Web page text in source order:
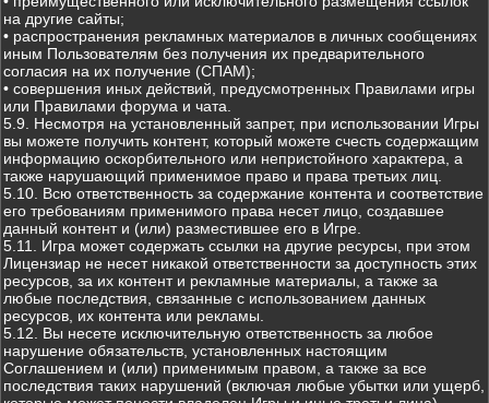
на другие сайты;
• распространения рекламных материалов в личных сообщениях
иным Пользователям без получения их предварительного
согласия на их получение (СПАМ);
• совершения иных действий, предусмотренных Правилами игры
или Правилами форума и чата.
5.9. Несмотря на установленный запрет, при использовании Игры
вы можете получить контент, который можете счесть содержащим
информацию оскорбительного или непристойного характера, а
также нарушающий применимое право и права третьих лиц.
5.10. Всю ответственность за содержание контента и соответствие
его требованиям применимого права несет лицо, создавшее
данный контент и (или) разместившее его в Игре.
5.11. Игра может содержать ссылки на другие ресурсы, при этом
Лицензиар не несет никакой ответственности за доступность этих
ресурсов, за их контент и рекламные материалы, а также за
любые последствия, связанные с использованием данных
ресурсов, их контента или рекламы.
5.12. Вы несете исключительную ответственность за любое
нарушение обязательств, установленных настоящим
Соглашением и (или) применимым правом, а также за все
последствия таких нарушений (включая любые убытки или ущерб,